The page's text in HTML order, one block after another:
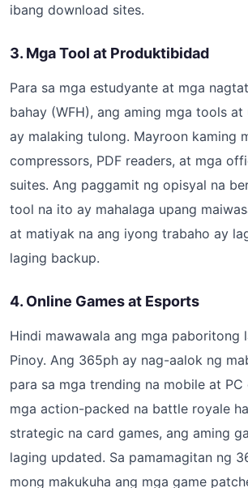
ibang download sites.
3. Mga Tool at Produktibidad
Para sa mga estudyante at mga
bahay (WFH), ang aming mga tools
ay malaking tulong. Mayroon kaming
compressors, PDF readers, at mga
suites. Ang paggamit ng opisyal na
tool na ito ay mahalaga upang
at matiyak na ang iyong trabaho ay
laging backup.
4. Online Games at Esports
Hindi mawawala ang mga paboritong
Pinoy. Ang 365ph ay nag-aalok ng
para sa mga trending na mobile at PC
mga action-packed na battle royale
strategic na card games, ang aming
laging updated. Sa pamamagitan ng
mong makukuha ang mga game